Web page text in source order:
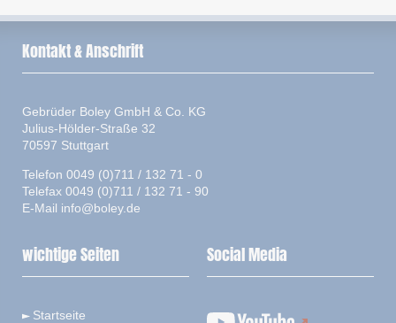
Kontakt & Anschrift
Gebrüder Boley GmbH & Co. KG
Julius-Hölder-Straße 32
70597 Stuttgart
Telefon 0049 (0)711 / 132 71 - 0
Telefax 0049 (0)711 / 132 71 - 90
E-Mail info@boley.de
wichtige Seiten
Startseite
Social Media